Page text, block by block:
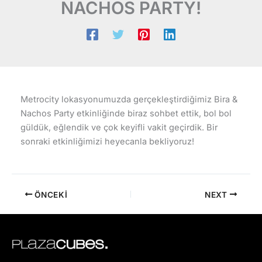
NACHOS PARTY!
Metrocity lokasyonumuzda gerçekleştirdiğimiz Bira &
Nachos Party etkinliğinde biraz sohbet ettik, bol bol
güldük, eğlendik ve çok keyifli vakit geçirdik. Bir
sonraki etkinliğimizi heyecanla bekliyoruz!
ÖNCEKI NEXT